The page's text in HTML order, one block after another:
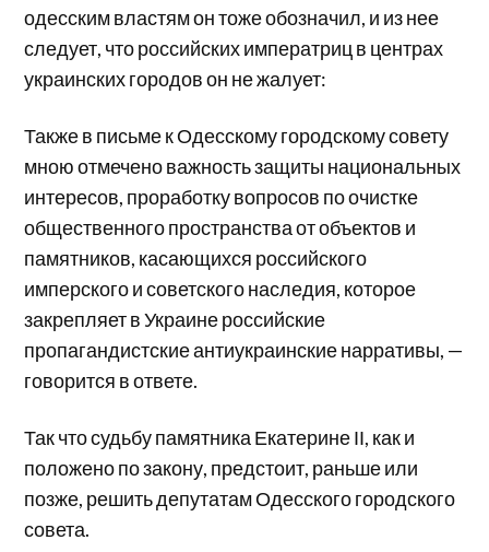
одесским властям он тоже обозначил, и из нее
следует, что российских императриц в центрах
украинских городов он не жалует:
Также в письме к Одесскому городскому совету
мною отмечено важность защиты национальных
интересов, проработку вопросов по очистке
общественного пространства от объектов и
памятников, касающихся российского
имперского и советского наследия, которое
закрепляет в Украине российские
пропагандистские антиукраинские нарративы, —
говорится в ответе.
Так что судьбу памятника Екатерине ІІ, как и
положено по закону, предстоит, раньше или
позже, решить депутатам Одесского городского
совета.